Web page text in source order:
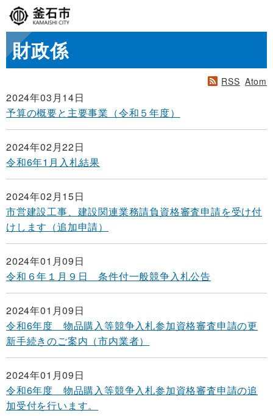
財政係
RSS Atom
2024年03月14日
予算の概要と主要事業（令和５年度）
2024年02月22日
令和6年1月入札結果
2024年02月15日
市営建設工事、建設関連業務請負資格審査申請を受け付
けします（追加申請）
2024年01月09日
令和６年１月９日 条件付一般競争入札公告
2024年01月09日
令和6年度 物品購入等競争入札参加資格審査申請の更
新手続きのご案内（市内業者）
2024年01月09日
令和6年度 物品購入等競争入札参加資格審査申請の追
加受付を行います。